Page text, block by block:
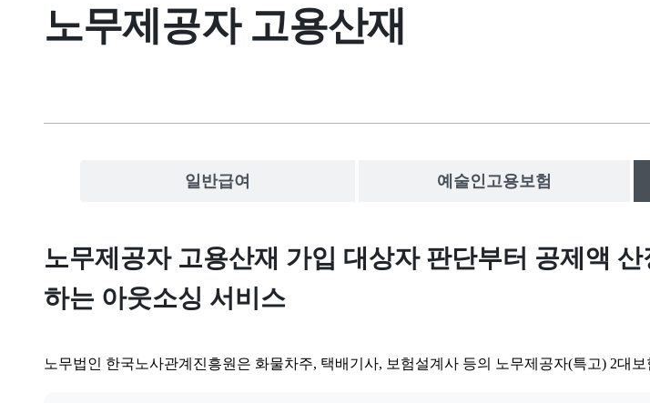
노무제공자 고용산재
일반급여 예술인고용보험
노무제공자(특고) 고용산재보험 전문 노무법인
노무제공자, 특고, 특고 고용산재
노무제공자 고용산재 가입 대상자 판단부터 공제액
하는 아웃소싱 서비스
노무법인 한국노사관계진흥원은 화물차주, 택배기사, 보험설계사 등의 노무제공자(특고) 2대